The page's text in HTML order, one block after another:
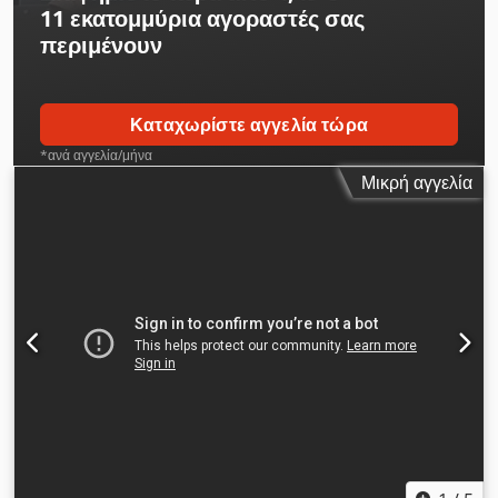
κατασκευές ξυλείας! Διαθέσιμο σύντομα.
11 εκατομμύρια αγοραστέςσας
περιμένουν
Καταχωρίστε αγγελία τώρα
*ανά αγγελία/μήνα
Μικρή αγγελία